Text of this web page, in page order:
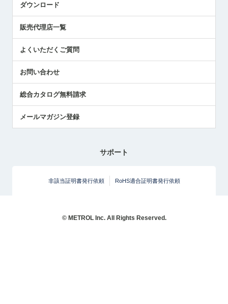
社員ブログ
中小企業のBCP地震対策
センサのテクニカルガイド
社長ブログ
ダウンロード
販売代理店一覧
よくいただくご質問
お問い合わせ
総合カタログ無料請求
メールマガジン登録
サポート
非該当証明書発行依頼 RoHS適合証明書発行依頼
© METROL Inc. All Rights Reserved.